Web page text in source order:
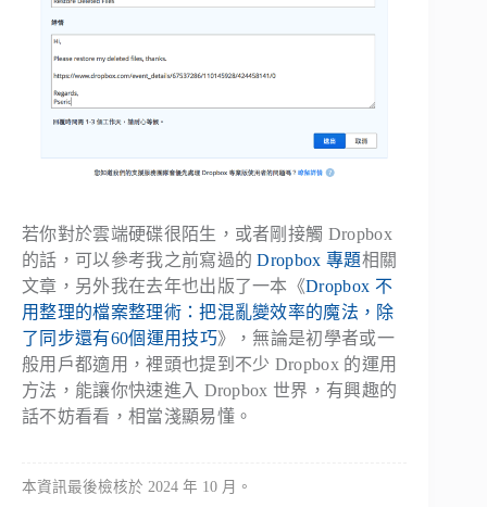
若你對於雲端硬碟很陌生，或者剛接觸 Dropbox
的話，可以參考我之前寫過的Dropbox 專題相關
文章，另外我在去年也出版了一本《Dropbox 不
用整理的檔案整理術：把混亂變效率的魔法，除
了同步還有60個運用技巧》，無論是初學者或一
般用戶都適用，裡頭也提到不少 Dropbox 的運用
方法，能讓你快速進入 Dropbox 世界，有興趣的
話不妨看看，相當淺顯易懂。
本資訊最後檢核於 2024 年 10 月。